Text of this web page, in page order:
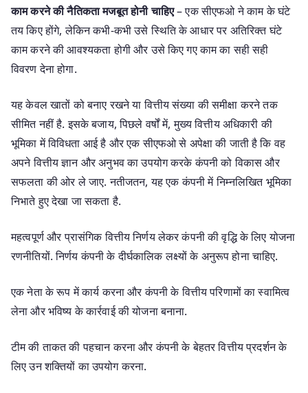
काम करने की नैतिकता मजबूत होनी चाहिए– एक सीएफओ ने काम के घंटे
तय किए होंगे, लेकिन कभी-कभी उसे स्थिति के आधार पर अतिरिक्त घंटे
काम करने की आवश्यकता होगी और उसे किए गए काम का सही सही
विवरण देना होगा.
यह केवल खातों को बनाए रखने या वित्तीय संख्या की समीक्षा करने तक
सीमित नहीं है. इसके बजाय, पिछले वर्षों में, मुख्य वित्तीय अधिकारी की
भूमिका में विविधता आई है और एक सीएफओ से अपेक्षा की जाती है कि वह
अपने वित्तीय ज्ञान और अनुभव का उपयोग करके कंपनी को विकास और
सफलता की ओर ले जाए. नतीजतन, यह एक कंपनी में निम्नलिखित भूमिका
निभाते हुए देखा जा सकता है.
महत्वपूर्ण और प्रासंगिक वित्तीय निर्णय लेकर कंपनी की वृद्धि के लिए योजना
रणनीतियों. निर्णय कंपनी के दीर्घकालिक लक्ष्यों के अनुरूप होना चाहिए.
एक नेता के रूप में कार्य करना और कंपनी के वित्तीय परिणामों का स्वामित्व
लेना और भविष्य के कार्रवाई की योजना बनाना.
टीम की ताकत की पहचान करना और कंपनी के बेहतर वित्तीय प्रदर्शन के
लिए उन शक्तियों का उपयोग करना.